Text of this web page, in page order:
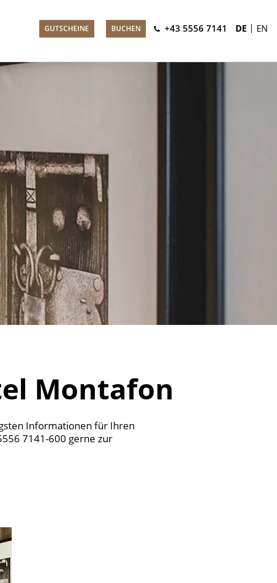
GUTSCHEINE BUCHEN +43 5556 7141 DE EN
Montafon
Informationen für Ihren
7141-600 gerne zur